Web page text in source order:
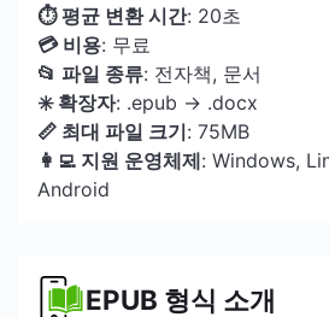
⏱ 평균 변환 시간: 20초
💳 비용: 무료
📂 파일 종류: 전자책, 문서
✳️ 확장자: .epub → .docx
📏 최대 파일 크기: 75MB
👩‍💻 지원 운영체제: Windows,
Android
EPUB 형식 소개